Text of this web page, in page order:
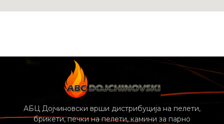
АБЦ Дојчиновски врши дистрибуција на пелети,
брикети, печки на пелети, камини за парно